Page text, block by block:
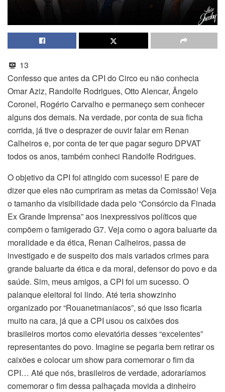
13
Confesso que antes da CPI do Circo eu não conhecia
Omar Aziz, Randolfe Rodrigues, Otto Alencar, Ângelo
Coronel, Rogério Carvalho e permaneço sem conhecer
alguns dos demais. Na verdade, por conta de sua ficha
corrida, já tive o desprazer de ouvir falar em Renan
Calheiros e, por conta de ter que pagar seguro DPVAT
todos os anos, também conheci Randolfe Rodrigues.
O objetivo da CPI foi atingido com sucesso! E pare de
dizer que eles não cumpriram as metas da Comissão! Veja
o tamanho da visibilidade dada pelo “Consórcio da Finada
Ex Grande Imprensa” aos inexpressivos políticos que
compõem o famigerado G7. Veja como o agora baluarte da
moralidade e da ética, Renan Calheiros, passa de
investigado e de suspeito dos mais variados crimes para
grande baluarte da ética e da moral, defensor do povo e da
saúde. Sim, meus amigos, a CPI foi um sucesso. O
palanque eleitoral foi lindo. Até teria showzinho
organizado por “Rouanetmaníacos”, só que isso ficaria
muito na cara, já que a CPI usou os caixões dos
brasileiros mortos como elevatória desses “excelentes”
representantes do povo. Imagine se pegaria bem retirar os
caixões e colocar um show para comemorar o fim da
CPI… Até que nós, brasileiros de verdade, adoraríamos
comemorar o fim dessa palhaçada movida a dinheiro